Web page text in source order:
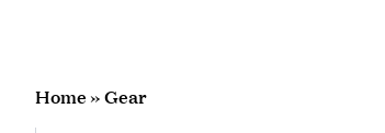
Home»Gear